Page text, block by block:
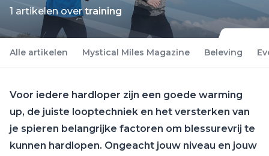
1 artikelen overtraining
Alle artikelen Mystical Miles Magazine Beleving
Voor iedere hardloper zijn een goede warming
up, de juiste looptechniek en het versterken van
je spieren belangrijke factoren om blessurevrij te
kunnen hardlopen. Ongeacht jouw niveau en jouw